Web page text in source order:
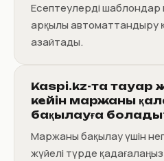
Есептеулерді шаблондар
арқылы автоматтандыру
азайтады.
Kaspi.kz-та тауар
кейін маржаны
бақылауға
Маржаны бақылау үшін
жүйелі түрде